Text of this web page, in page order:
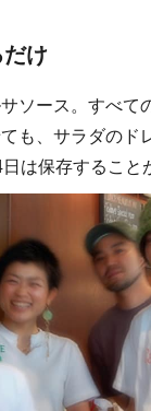
け
ソース。すべて
も、サラダのド
は保存すること